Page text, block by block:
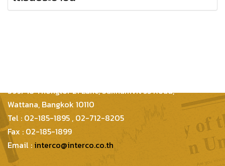
399/48 Thonglor 21 Lane, Sukhumvit 55 Road,
Wattana, Bangkok 10110
Tel : 02-185-1895 , 02-712-8205
Fax : 02-185-1899
Email : interco@interco.co.th